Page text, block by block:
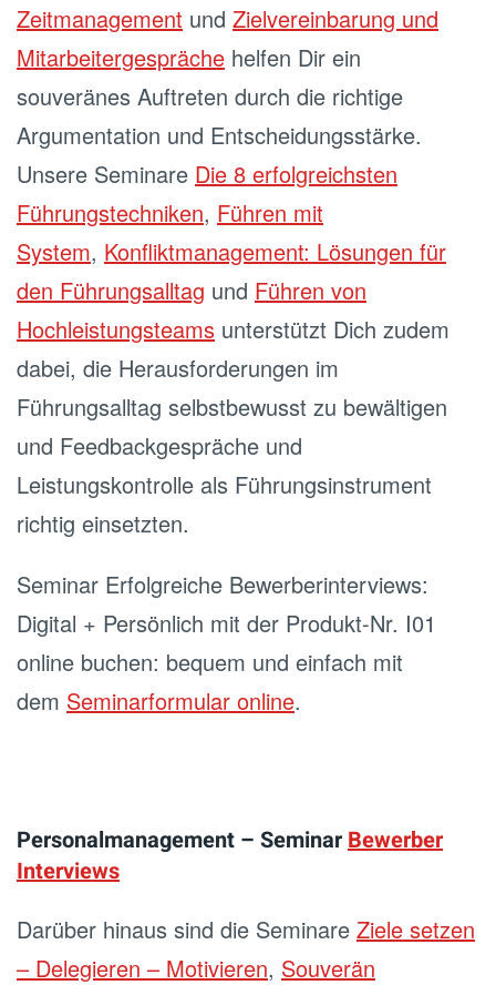
Zeitmanagement und Zielvereinbarung und
Mitarbeitergespräche helfen Dir ein
souveränes Auftreten durch die richtige
Argumentation und Entscheidungsstärke.
Unsere Seminare Die 8 erfolgreichsten
Führungstechniken, Führen mit
System, Konfliktmanagement: Lösungen für
den Führungsalltag und Führen von
Hochleistungsteams unterstützt Dich zudem
dabei, die Herausforderungen im
Führungsalltag selbstbewusst zu bewältigen
und Feedbackgespräche und
Leistungskontrolle als Führungsinstrument
richtig einsetzten.
Seminar Erfolgreiche Bewerberinterviews:
Digital + Persönlich mit der Produkt-Nr. I01
online buchen: bequem und einfach mit
dem Seminarformular online.
Personalmanagement – SeminarBewerber
Interviews
Darüber hinaus sind die Seminare Ziele setzen
– Delegieren – Motivieren, Souverän